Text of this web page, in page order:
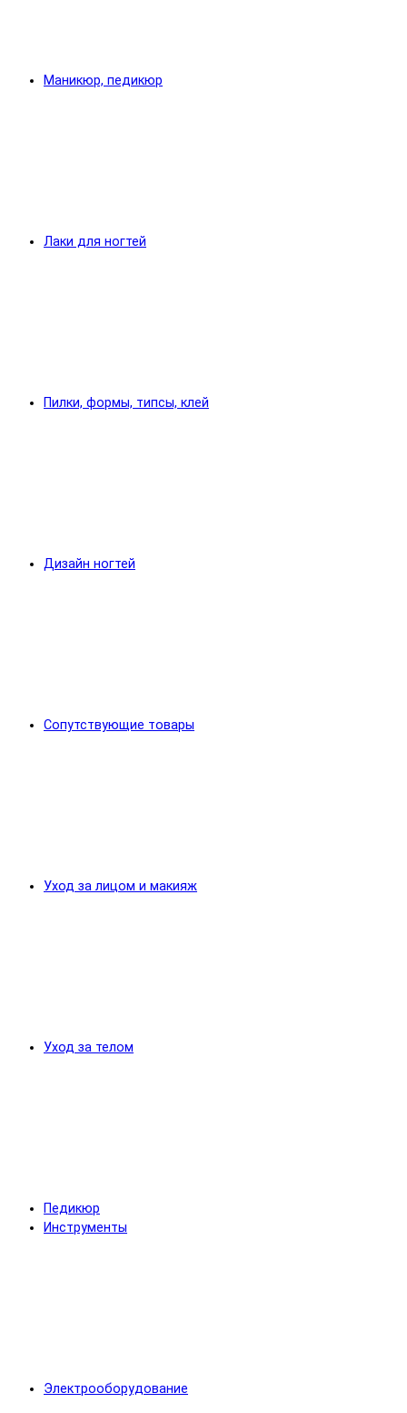
Маникюр, педикюр
Лаки для ногтей
Пилки, формы, типсы, клей
Дизайн ногтей
Сопутствующие товары
Уход за лицом и макияж
Уход за телом
Педикюр
Инструменты
Электрооборудование